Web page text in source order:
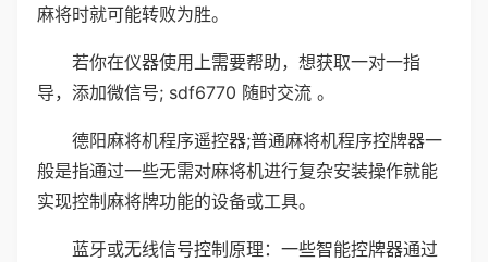
麻将时就可能转败为胜。
若你在仪器使用上需要帮助，想获取一对一指
导，添加微信号; sdf6770 随时交流 。
德阳麻将机程序遥控器;普通麻将机程序控牌器一
般是指通过一些无需对麻将机进行复杂安装操作就能
实现控制麻将牌功能的设备或工具。
蓝牙或无线信号控制原理：一些智能控牌器通过